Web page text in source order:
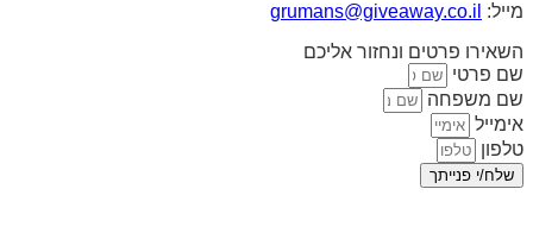
מייל: grumans@giveaway.co.il
השאירו פרטים ונחזור אליכם
שם פרטי
שם משפחה
אימייל
טלפון
שלח/י פנייתך